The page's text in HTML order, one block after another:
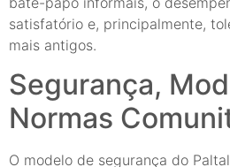
satisfatório e, principalmente,
mais antigos.
Segurança,
Normas
O modelo de segurança do